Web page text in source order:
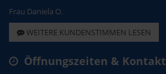
Frau Daniela O.
WEITERE KUNDENSTIMMEN LESEN
Öffnungszeiten & Kontakt